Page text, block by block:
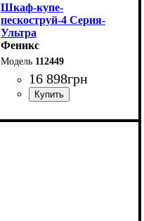
Шкаф-купе-
пескоструй-4 Серия-
Ультра
Феникс
112449
16 898грн